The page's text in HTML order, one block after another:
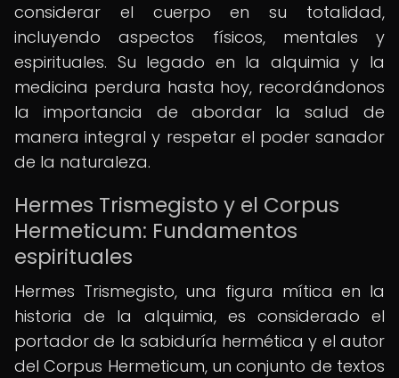
considerar el cuerpo en su totalidad,
incluyendo aspectos físicos, mentales y
espirituales. Su legado en la alquimia y la
medicina perdura hasta hoy, recordándonos
la importancia de abordar la salud de
manera integral y respetar el poder sanador
de la naturaleza.
Hermes Trismegisto y el Corpus
Hermeticum: Fundamentos
espirituales
Hermes Trismegisto, una figura mítica en la
historia de la alquimia, es considerado el
portador de la sabiduría hermética y el autor
del Corpus Hermeticum, un conjunto de textos